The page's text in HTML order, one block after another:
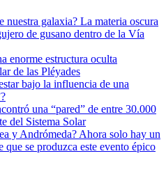
nuestra galaxia? La materia oscura
de gusano dentro de la Vía
enorme estructura oculta
de las Pléyades
bajo la influencia de una
una “pared” de entre 30.000
del Sistema Solar
y Andrómeda? Ahora solo hay un
que se produzca este evento épico